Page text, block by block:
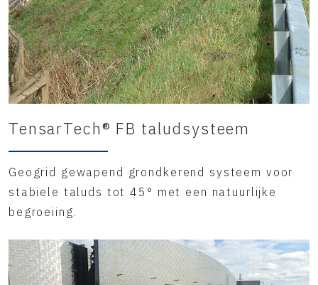
TensarTech® FB taludsysteem
Geogrid gewapend grondkerend systeem voor
stabiele taluds tot 45° met een natuurlijke
begroeiing.